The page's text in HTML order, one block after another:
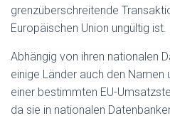
grenzüberschreitende
Europäischen Union ungültig ist.
Abhängig von ihren nationalen
einige Länder auch den Namen
einer bestimmten EU-
da sie in nationalen